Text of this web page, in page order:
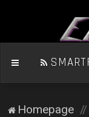
Homepage